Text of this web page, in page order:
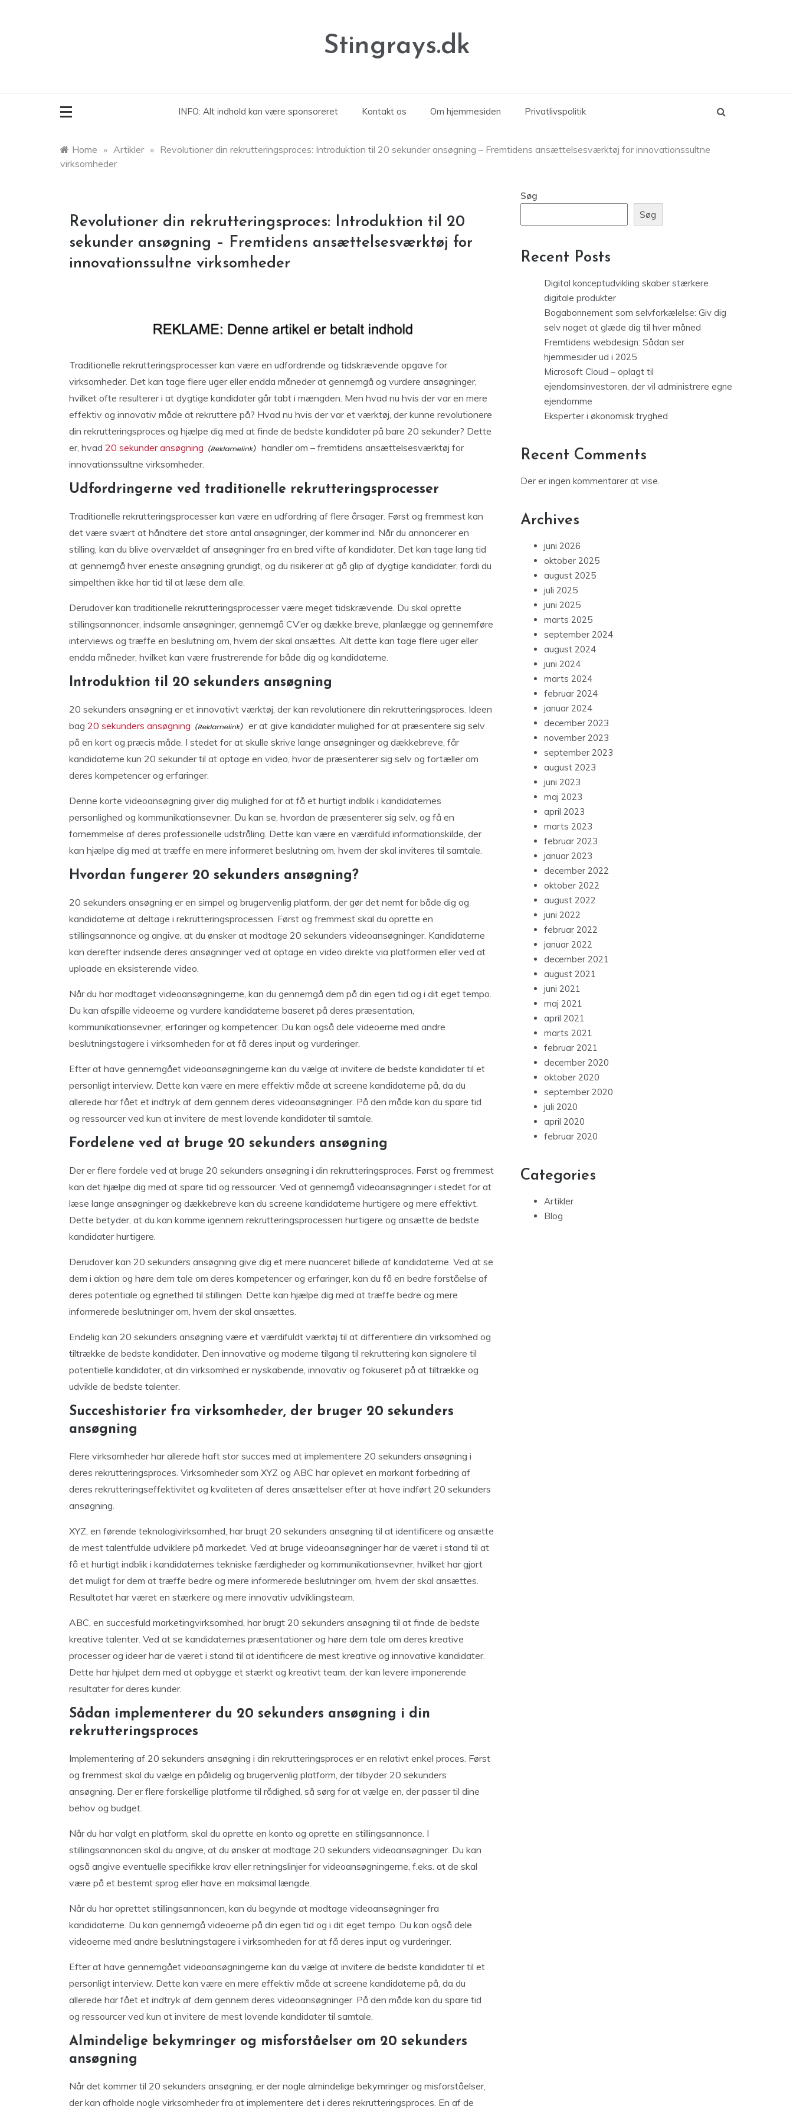
Stingrays.dk
INFO: Alt indhold kan være sponsoreret Kontakt os Om hjemmesiden Privatlivspolitik
Home » Artikler » Revolutioner din rekrutteringsproces: Introduktion til 20 sekunder ansøgning – Fremtidens ansættelsesværktøj for innovationssultne
virksomheder
Revolutioner din rekrutteringsproces: Introduktion til 20
sekunder ansøgning – Fremtidens ansættelsesværktøj for
innovationssultne virksomheder
Traditionelle rekrutteringsprocesser kan være en udfordrende og tidskrævende opgave for
virksomheder. Det kan tage flere uger eller endda måneder at gennemgå og vurdere ansøgninger,
hvilket ofte resulterer i at dygtige kandidater går tabt i mængden. Men hvad nu hvis der var en mere
effektiv og innovativ måde at rekruttere på? Hvad nu hvis der var et værktøj, der kunne revolutionere
din rekrutteringsproces og hjælpe dig med at finde de bedste kandidater på bare 20 sekunder? Dette
er, hvad 20 sekunder ansøgning
handler om – fremtidens ansættelsesværktøj for
innovationssultne virksomheder.
Udfordringerne ved traditionelle rekrutteringsprocesser
Traditionelle rekrutteringsprocesser kan være en udfordring af flere årsager. Først og fremmest kan
det være svært at håndtere det store antal ansøgninger, der kommer ind. Når du annoncerer en
stilling, kan du blive overvældet af ansøgninger fra en bred vifte af kandidater. Det kan tage lang tid
at gennemgå hver eneste ansøgning grundigt, og du risikerer at gå glip af dygtige kandidater, fordi du
simpelthen ikke har tid til at læse dem alle.
Derudover kan traditionelle rekrutteringsprocesser være meget tidskrævende. Du skal oprette
stillingsannoncer, indsamle ansøgninger, gennemgå CV’er og dække breve, planlægge og gennemføre
interviews og træffe en beslutning om, hvem der skal ansættes. Alt dette kan tage flere uger eller
endda måneder, hvilket kan være frustrerende for både dig og kandidaterne.
Introduktion til 20 sekunders ansøgning
20 sekunders ansøgning er et innovativt værktøj, der kan revolutionere din rekrutteringsproces. Ideen
bag 20 sekunders ansøgning
er at give kandidater mulighed for at præsentere sig selv
på en kort og præcis måde. I stedet for at skulle skrive lange ansøgninger og dækkebreve, får
kandidaterne kun 20 sekunder til at optage en video, hvor de præsenterer sig selv og fortæller om
deres kompetencer og erfaringer.
Denne korte videoansøgning giver dig mulighed for at få et hurtigt indblik i kandidaternes
personlighed og kommunikationsevner. Du kan se, hvordan de præsenterer sig selv, og få en
fornemmelse af deres professionelle udstråling. Dette kan være en værdifuld informationskilde, der
kan hjælpe dig med at træffe en mere informeret beslutning om, hvem der skal inviteres til samtale.
Hvordan fungerer 20 sekunders ansøgning?
20 sekunders ansøgning er en simpel og brugervenlig platform, der gør det nemt for både dig og
kandidaterne at deltage i rekrutteringsprocessen. Først og fremmest skal du oprette en
stillingsannonce og angive, at du ønsker at modtage 20 sekunders videoansøgninger. Kandidaterne
kan derefter indsende deres ansøgninger ved at optage en video direkte via platformen eller ved at
uploade en eksisterende video.
Når du har modtaget videoansøgningerne, kan du gennemgå dem på din egen tid og i dit eget tempo.
Du kan afspille videoerne og vurdere kandidaterne baseret på deres præsentation,
kommunikationsevner, erfaringer og kompetencer. Du kan også dele videoerne med andre
beslutningstagere i virksomheden for at få deres input og vurderinger.
Efter at have gennemgået videoansøgningerne kan du vælge at invitere de bedste kandidater til et
personligt interview. Dette kan være en mere effektiv måde at screene kandidaterne på, da du
allerede har fået et indtryk af dem gennem deres videoansøgninger. På den måde kan du spare tid
og ressourcer ved kun at invitere de mest lovende kandidater til samtale.
Fordelene ved at bruge 20 sekunders ansøgning
Der er flere fordele ved at bruge 20 sekunders ansøgning i din rekrutteringsproces. Først og fremmest
kan det hjælpe dig med at spare tid og ressourcer. Ved at gennemgå videoansøgninger i stedet for at
læse lange ansøgninger og dækkebreve kan du screene kandidaterne hurtigere og mere effektivt.
Dette betyder, at du kan komme igennem rekrutteringsprocessen hurtigere og ansætte de bedste
kandidater hurtigere.
Derudover kan 20 sekunders ansøgning give dig et mere nuanceret billede af kandidaterne. Ved at se
dem i aktion og høre dem tale om deres kompetencer og erfaringer, kan du få en bedre forståelse af
deres potentiale og egnethed til stillingen. Dette kan hjælpe dig med at træffe bedre og mere
informerede beslutninger om, hvem der skal ansættes.
Endelig kan 20 sekunders ansøgning være et værdifuldt værktøj til at differentiere din virksomhed og
tiltrække de bedste kandidater. Den innovative og moderne tilgang til rekruttering kan signalere til
potentielle kandidater, at din virksomhed er nyskabende, innovativ og fokuseret på at tiltrække og
udvikle de bedste talenter.
Succeshistorier fra virksomheder, der bruger 20 sekunders
ansøgning
Flere virksomheder har allerede haft stor succes med at implementere 20 sekunders ansøgning i
deres rekrutteringsproces. Virksomheder som XYZ og ABC har oplevet en markant forbedring af
deres rekrutteringseffektivitet og kvaliteten af deres ansættelser efter at have indført 20 sekunders
ansøgning.
XYZ, en førende teknologivirksomhed, har brugt 20 sekunders ansøgning til at identificere og ansætte
de mest talentfulde udviklere på markedet. Ved at bruge videoansøgninger har de været i stand til at
få et hurtigt indblik i kandidaternes tekniske færdigheder og kommunikationsevner, hvilket har gjort
det muligt for dem at træffe bedre og mere informerede beslutninger om, hvem der skal ansættes.
Resultatet har været en stærkere og mere innovativ udviklingsteam.
ABC, en succesfuld marketingvirksomhed, har brugt 20 sekunders ansøgning til at finde de bedste
kreative talenter. Ved at se kandidaternes præsentationer og høre dem tale om deres kreative
processer og ideer har de været i stand til at identificere de mest kreative og innovative kandidater.
Dette har hjulpet dem med at opbygge et stærkt og kreativt team, der kan levere imponerende
resultater for deres kunder.
Sådan implementerer du 20 sekunders ansøgning i din
rekrutteringsproces
Implementering af 20 sekunders ansøgning i din rekrutteringsproces er en relativt enkel proces. Først
og fremmest skal du vælge en pålidelig og brugervenlig platform, der tilbyder 20 sekunders
ansøgning. Der er flere forskellige platforme til rådighed, så sørg for at vælge en, der passer til dine
behov og budget.
Når du har valgt en platform, skal du oprette en konto og oprette en stillingsannonce. I
stillingsannoncen skal du angive, at du ønsker at modtage 20 sekunders videoansøgninger. Du kan
også angive eventuelle specifikke krav eller retningslinjer for videoansøgningerne, f.eks. at de skal
være på et bestemt sprog eller have en maksimal længde.
Når du har oprettet stillingsannoncen, kan du begynde at modtage videoansøgninger fra
kandidaterne. Du kan gennemgå videoerne på din egen tid og i dit eget tempo. Du kan også dele
videoerne med andre beslutningstagere i virksomheden for at få deres input og vurderinger.
Efter at have gennemgået videoansøgningerne kan du vælge at invitere de bedste kandidater til et
personligt interview. Dette kan være en mere effektiv måde at screene kandidaterne på, da du
allerede har fået et indtryk af dem gennem deres videoansøgninger. På den måde kan du spare tid
og ressourcer ved kun at invitere de mest lovende kandidater til samtale.
Almindelige bekymringer og misforståelser om 20 sekunders
ansøgning
Når det kommer til 20 sekunders ansøgning, er der nogle almindelige bekymringer og misforståelser,
der kan afholde nogle virksomheder fra at implementere det i deres rekrutteringsproces. En af de
Søg
Søg
Recent Posts
Digital konceptudvikling skaber stærkere
digitale produkter
Bogabonnement som selvforkælelse: Giv dig
selv noget at glæde dig til hver måned
Fremtidens webdesign: Sådan ser
hjemmesider ud i 2025
Microsoft Cloud – oplagt til
ejendomsinvestoren, der vil administrere egne
ejendomme
Eksperter i økonomisk tryghed
Recent Comments
Der er ingen kommentarer at vise.
Archives
juni 2026
oktober 2025
august 2025
juli 2025
juni 2025
marts 2025
september 2024
august 2024
juni 2024
marts 2024
februar 2024
januar 2024
december 2023
november 2023
september 2023
august 2023
juni 2023
maj 2023
april 2023
marts 2023
februar 2023
januar 2023
december 2022
oktober 2022
august 2022
juni 2022
februar 2022
januar 2022
december 2021
august 2021
juni 2021
maj 2021
april 2021
marts 2021
februar 2021
december 2020
oktober 2020
september 2020
juli 2020
april 2020
februar 2020
Categories
Artikler
Blog